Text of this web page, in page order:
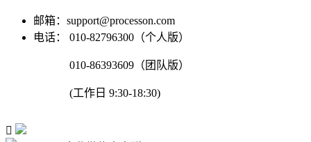
邮箱：support@processon.com
电话：
010-82796300（个人版）
010-86393609（团队版）
(工作日 9:30-18:30)
